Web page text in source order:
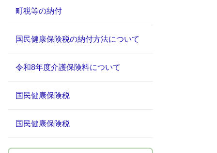
町税等の納付
国民健康保険税の納付方法について
令和8年度介護保険料について
国民健康保険税
国民健康保険税